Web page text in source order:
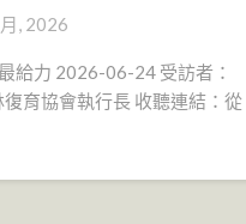
, 2026
給力 2026-06-24 受訪者：
育協會執行長 收聽連結：從